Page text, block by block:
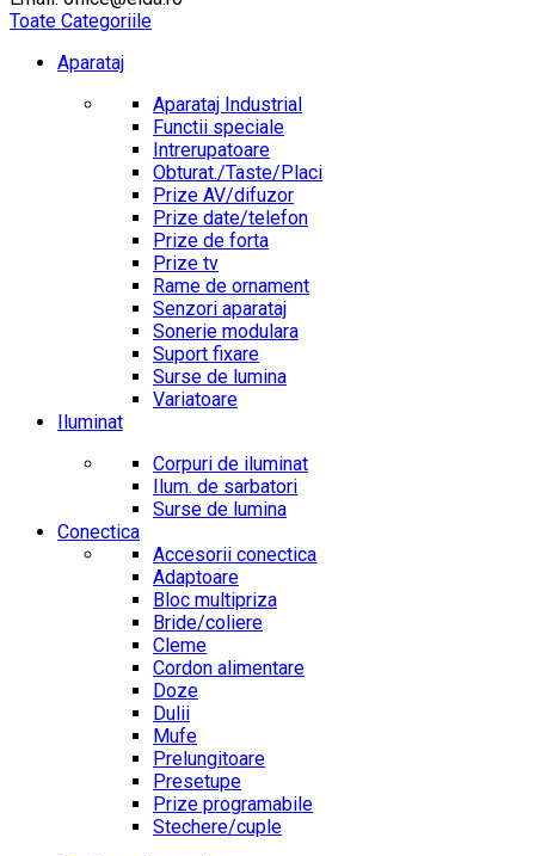
Toate Categoriile
Aparataj
Aparataj Industrial
Functii speciale
Intrerupatoare
Obturat./Taste/Placi
Prize AV/difuzor
Prize date/telefon
Prize de forta
Prize tv
Rame de ornament
Senzori aparataj
Sonerie modulara
Suport fixare
Surse de lumina
Variatoare
Iluminat
Corpuri de iluminat
Ilum. de sarbatori
Surse de lumina
Conectica
Accesorii conectica
Adaptoare
Bloc multipriza
Bride/coliere
Cleme
Cordon alimentare
Doze
Dulii
Mufe
Prelungitoare
Presetupe
Prize programabile
Stechere/cuple